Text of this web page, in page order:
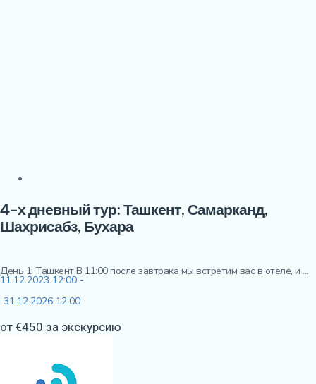
4-х дневный тур: Ташкент, Самарканд,
Шахрисабз, Бухара
День 1: Ташкент В 11:00 после завтрака мы встретим вас в отеле, и ...
11.12.2023 12:00 -
31.12.2026 12:00
от €450 за экскурсию